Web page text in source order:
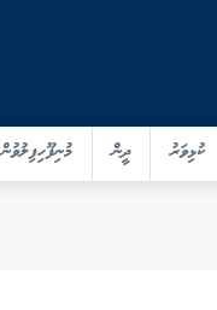
ކުޅިވަރު ދީން މުނިފޫހިފިލުވުން